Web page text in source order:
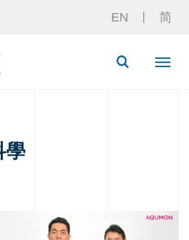
EN 简
Button
學